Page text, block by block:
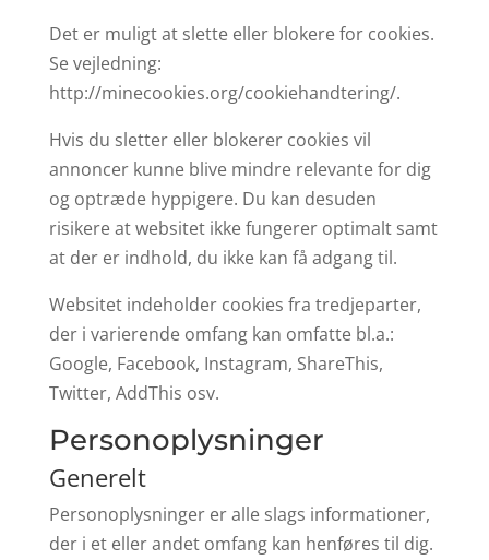
Det er muligt at slette eller blokere for cookies.
Se vejledning:
http://minecookies.org/cookiehandtering/.
Hvis du sletter eller blokerer cookies vil
annoncer kunne blive mindre relevante for dig
og optræde hyppigere. Du kan desuden
risikere at websitet ikke fungerer optimalt samt
at der er indhold, du ikke kan få adgang til.
Websitet indeholder cookies fra tredjeparter,
der i varierende omfang kan omfatte bl.a.:
Google, Facebook, Instagram, ShareThis,
Twitter, AddThis osv.
Personoplysninger
Generelt
Personoplysninger er alle slags informationer,
der i et eller andet omfang kan henføres til dig.